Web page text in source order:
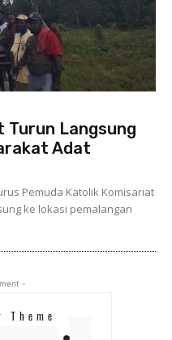
Turun Langsung
Adat
Pemuda Katolik Komisariat
ke lokasi pemalangan
-